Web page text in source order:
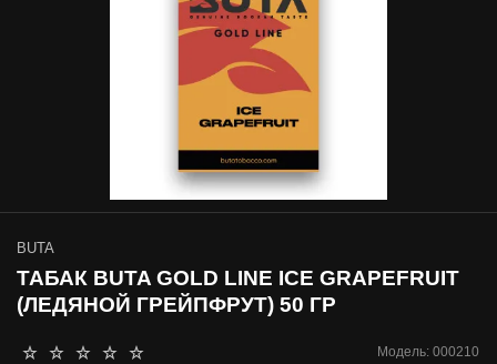
Модель: 000210
BUTA
ТАБАК BUTA GOLD LINE ICE GRAPEFRUIT
(ЛЕДЯНОЙ ГРЕЙПФРУТ) 50 ГР